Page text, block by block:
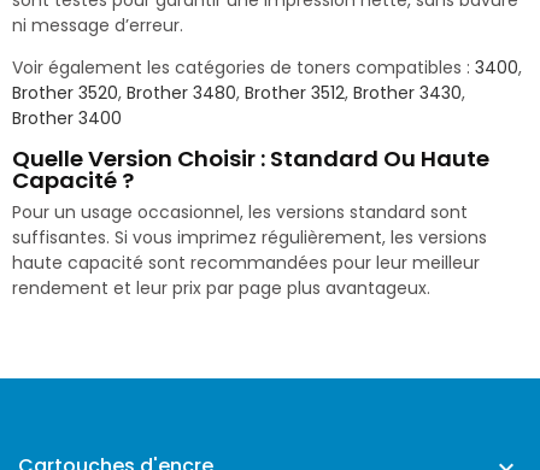
ni message d’erreur.
Voir également les catégories de toners compatibles : 3400,
Brother 3520, Brother 3480, Brother 3512, Brother 3430,
Brother 3400
Quelle Version Choisir : Standard Ou Haute
Capacité ?
Pour un usage occasionnel, les versions standard sont
suffisantes. Si vous imprimez régulièrement, les versions
haute capacité sont recommandées pour leur meilleur
rendement et leur prix par page plus avantageux.